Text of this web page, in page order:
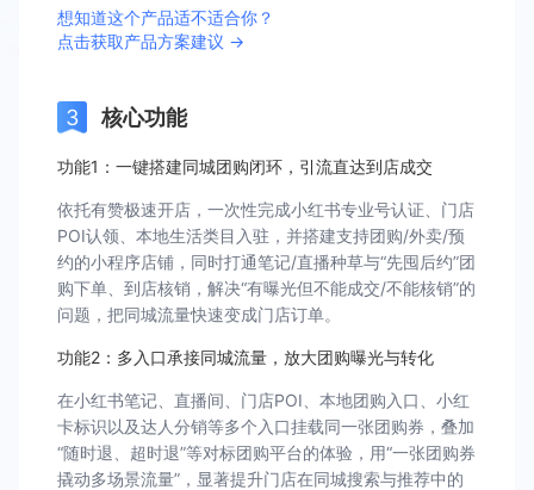
想知道这个产品适不适合你？
点击获取产品方案建议 →
核心功能
功能1：一键搭建同城团购闭环，引流直达到店成交
依托有赞极速开店，一次性完成小红书专业号认证、门店
POI认领、本地生活类目入驻，并搭建支持团购/外卖/预
约的小程序店铺，同时打通笔记/直播种草与“先囤后约”团
购下单、到店核销，解决“有曝光但不能成交/不能核销”的
问题，把同城流量快速变成门店订单。
功能2：多入口承接同城流量，放大团购曝光与转化
在小红书笔记、直播间、门店POI、本地团购入口、小红
卡标识以及达人分销等多个入口挂载同一张团购券，叠加
“随时退、超时退”等对标团购平台的体验，用“一张团购券
撬动多场景流量”，显著提升门店在同城搜索与推荐中的